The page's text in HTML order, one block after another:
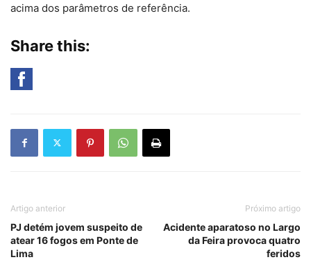
acima dos parâmetros de referência.
Share this:
Artigo anterior
PJ detém jovem suspeito de
atear 16 fogos em Ponte de
Lima
Próximo artigo
Acidente aparatoso no Largo
da Feira provoca quatro
feridos